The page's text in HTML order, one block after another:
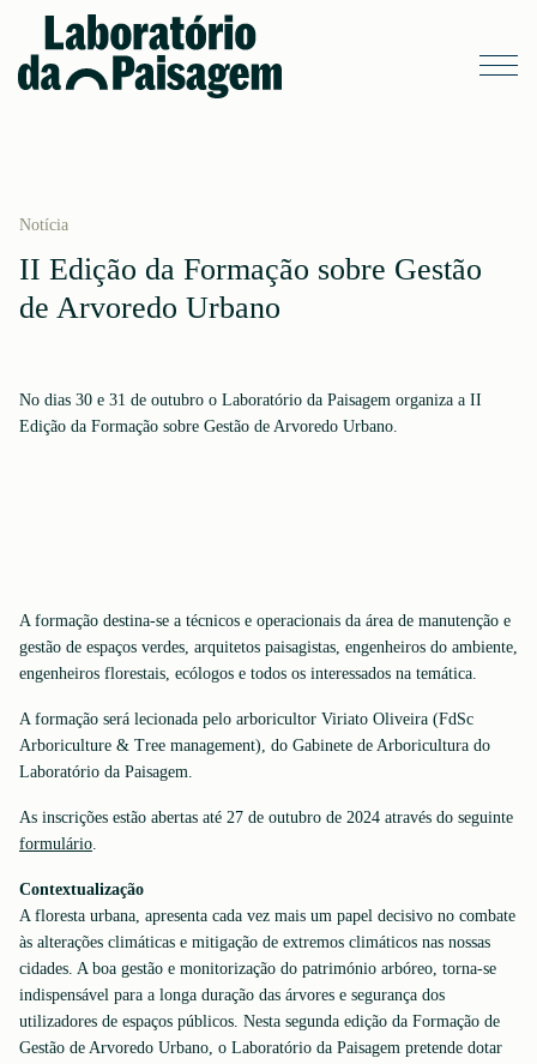
Notícia
II Edição da Formação sobre Gestão
de Arvoredo Urbano
No dias 30 e 31 de outubro o Laboratório da Paisagem organiza a II
Edição da Formação sobre Gestão de Arvoredo Urbano.
A formação destina-se a técnicos e operacionais da área de manutenção e
gestão de espaços verdes, arquitetos paisagistas, engenheiros do ambiente,
engenheiros florestais, ecólogos e todos os interessados na temática.
A formação será lecionada pelo arboricultor Viriato Oliveira (FdSc
Arboriculture & Tree management), do Gabinete de Arboricultura do
Laboratório da Paisagem.
As inscrições estão abertas até 27 de outubro de 2024 através do seguinte
formulário.
Contextualização
A floresta urbana, apresenta cada vez mais um papel decisivo no combate
às alterações climáticas e mitigação de extremos climáticos nas nossas
cidades. A boa gestão e monitorização do património arbóreo, torna-se
indispensável para a longa duração das árvores e segurança dos
utilizadores de espaços públicos. Nesta segunda edição da Formação de
Gestão de Arvoredo Urbano, o Laboratório da Paisagem pretende dotar